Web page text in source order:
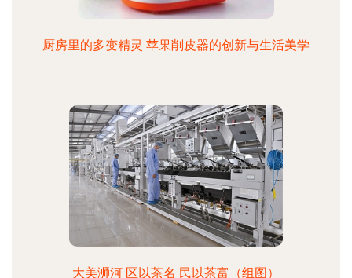
厨房里的多变精灵 苹果削皮器的创新与生活美学
大美浉河 区以茶名 民以茶富（组图）